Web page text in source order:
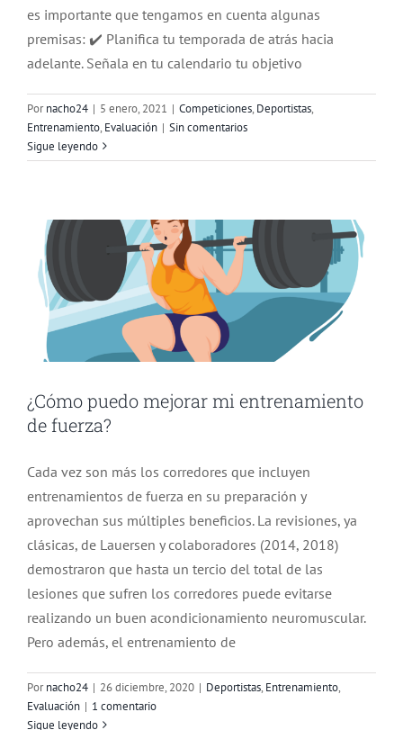
es importante que tengamos en cuenta algunas
premisas: ✔️ Planifica tu temporada de atrás hacia
adelante. Señala en tu calendario tu objetivo
Pornacho24 | 5 enero, 2021 | Competiciones, Deportistas,
Entrenamiento, Evaluación | Sin comentarios
Sigue leyendo
¿Cómo puedo mejorar mi entrenamiento
de fuerza?
Cada vez son más los corredores que incluyen
entrenamientos de fuerza en su preparación y
aprovechan sus múltiples beneficios. La revisiones, ya
clásicas, de Lauersen y colaboradores (2014, 2018)
demostraron que hasta un tercio del total de las
lesiones que sufren los corredores puede evitarse
realizando un buen acondicionamiento neuromuscular.
Pero además, el entrenamiento de
Pornacho24 | 26 diciembre, 2020 | Deportistas, Entrenamiento,
Evaluación | 1 comentario
Sigue leyendo